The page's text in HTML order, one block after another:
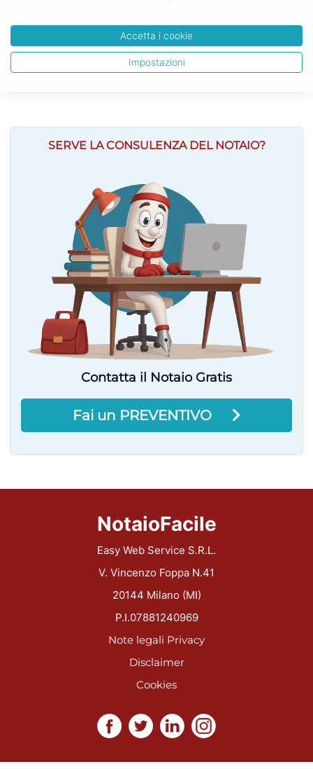
LIBRO SESTO - Della tutela dei diritti
TITOLO II - Delle prove
Capo II - Della prova documentale
Sezione VI - Delle copie degli atti
SERVE LA CONSULENZA DEL NOTAIO?
Contatta il Notaio Gratis
Fai un PREVENTIVO
NotaioFacile
Easy Web Service S.R.L.
V. Vincenzo Foppa N.41
20144 Milano (MI)
P.I.07881240969
Note legali Privacy
Disclaimer
Cookies
Accetta i cookie
Impostazioni